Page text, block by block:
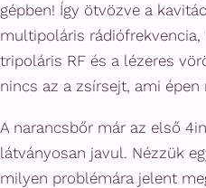
gépben! Így ötvözve a
multipoláris rádiófrekvencia,
tripoláris RF és a lézeres
nincs az a zsírsejt, ami épen
A narancsbőr már az első
látványosan javul. Nézzük
milyen problémára jelent